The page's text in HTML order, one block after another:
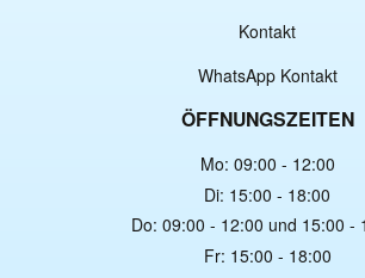
Kontakt
WhatsApp Kontakt
ÖFFNUNGSZEITEN
Mo: 09:00 - 12:00
Di: 15:00 - 18:00
Do: 09:00 - 12:00 und 15:00 -
Fr: 15:00 - 18:00